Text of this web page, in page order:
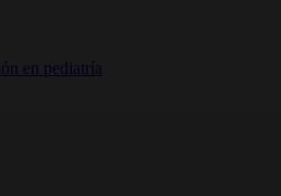
en pediatría